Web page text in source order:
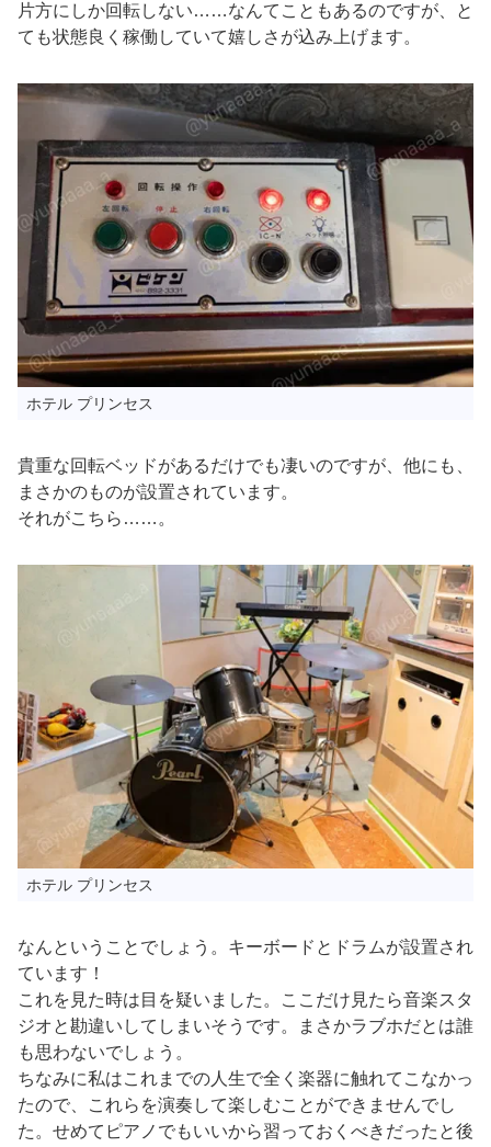
片方にしか回転しない……なんてこともあるのですが、と
ても状態良く稼働していて嬉しさが込み上げます。
ホテル プリンセス
貴重な回転ベッドがあるだけでも凄いのですが、他にも、
まさかのものが設置されています。
それがこちら……。
ホテル プリンセス
なんということでしょう。キーボードとドラムが設置され
ています！
これを見た時は目を疑いました。ここだけ見たら音楽スタ
ジオと勘違いしてしまいそうです。まさかラブホだとは誰
も思わないでしょう。
ちなみに私はこれまでの人生で全く楽器に触れてこなかっ
たので、これらを演奏して楽しむことができませんでし
た。せめてピアノでもいいから習っておくべきだったと後